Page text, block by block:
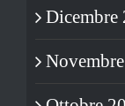
Dicembre